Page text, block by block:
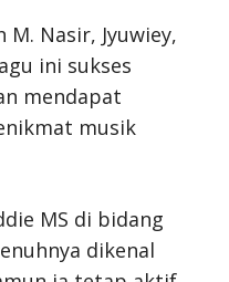
Nasir, Jyuwiey,
ini sukses
mendapat
musik
MS di bidang
dikenal